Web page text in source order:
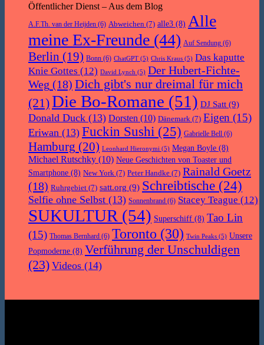
Öffentlicher Dienst – Aus dem Blog
A.F.Th. van der Heijden (6) Abweichen (7) alle3 (8) Alle
meine Ex-Freunde (44) Auf Sendung (6)
Berlin (19) Bonn (6) ChatGPT (5) Chris Kraus (5) Das kaputte
Knie Gottes (12) David Lynch (5) Der Hubert-Fichte-
Weg (18) Dich gibt's nur dreimal für mich
(21)Die Bo-Romane (51) DJ Satt (9)
Donald Duck (13) Dorsten (10) Dänemark (7) Eigen (15)
Eriwan (13) Fuckin Sushi (25) Gabrielle Bell (6)
Hamburg (20) Leonhard Hieronymi (5) Megan Boyle (8)
Michael Rutschky (10) Neue Geschichten von Toaster und
Smartphone (8) New York (7) Peter Handke (7) Rainald Goetz
(18) Ruhrgebiet (7) satt.org (9) Schreibtische (24)
Selfie ohne Selbst (13) Sonnenbrand (6) Stacey Teague (12)
SUKULTUR (54) Superschiff (8) Tao Lin
(15) Thomas Bernhard (6) Toronto (30) Twin Peaks (5) Unsere
Popmoderne (8) Verführung der Unschuldigen
(23) Videos (14)